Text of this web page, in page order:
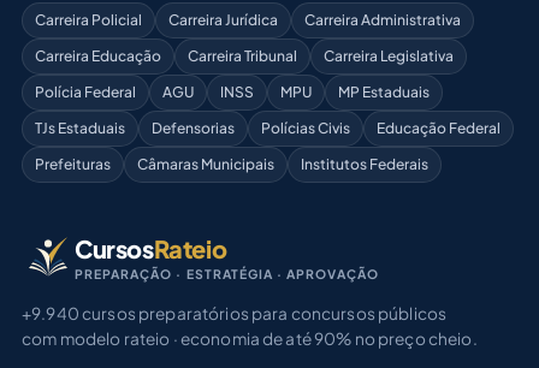
Carreira Policial Carreira Jurídica
Carreira Administrativa
Carreira Educação
Carreira Tribunal
Carreira Legislativa
Polícia Federal
AGU INSS MPU
MP Estaduais
TJs Estaduais
Defensorias Polícias Civis
Educação Federal
Prefeituras
Câmaras Municipais Institutos Federais
CursosRateio
PREPARAÇÃO · ESTRATÉGIA · APROVAÇÃO
+9.940 cursos preparatórios para concursos públicos
com modelo rateio · economia de até 90% no preço cheio.